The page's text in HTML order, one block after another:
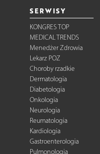
SERWISY
KONGRES TOP
MEDICAL TRENDS
Menedżer Zdrowia
Lekarz POZ
Choroby rzadkie
Dermatologia
Diabetologia
Onkologia
Neurologia
Reumatologia
Kardiologia
Gastroenterologia
Pulmonologia